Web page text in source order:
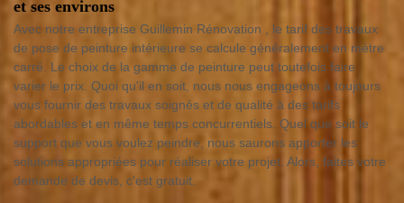
et ses environs
Avec notre entreprise Guillemin Rénovation , le tarif des travaux
de pose de peinture intérieure se calcule généralement en mètre
carré. Le choix de la gamme de peinture peut toutefois faire
varier le prix. Quoi qu'il en soit, nous nous engageons à toujours
vous fournir des travaux soignés et de qualité à des tarifs
abordables et en même temps concurrentiels. Quel que soit le
support que vous voulez peindre, nous saurons apporter les
solutions appropriées pour réaliser votre projet. Alors, faites votre
demande de devis, c'est gratuit.